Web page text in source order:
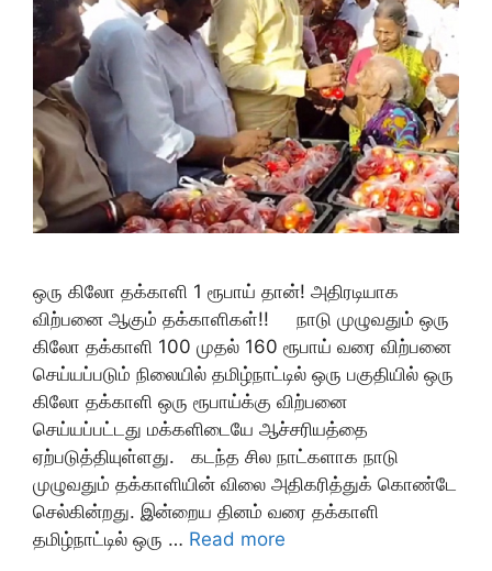
ஒரு கிலோ தக்காளி 1 ரூபாய் தான்! அதிரடியாக
விற்பனை ஆகும் தக்காளிகள்!! நாடு முழுவதும் ஒரு
கிலோ தக்காளி 100 முதல் 160 ரூபாய் வரை விற்பனை
செய்யப்படும் நிலையில் தமிழ்நாட்டில் ஒரு பகுதியில் ஒரு
கிலோ தக்காளி ஒரு ரூபாய்க்கு விற்பனை
செய்யப்பட்டது மக்களிடையே ஆச்சரியத்தை
ஏற்படுத்தியுள்ளது. கடந்த சில நாட்களாக நாடு
முழுவதும் தக்காளியின் விலை அதிகரித்துக் கொண்டே
செல்கின்றது. இன்றைய தினம் வரை தக்காளி
தமிழ்நாட்டில் ஒரு … Read more